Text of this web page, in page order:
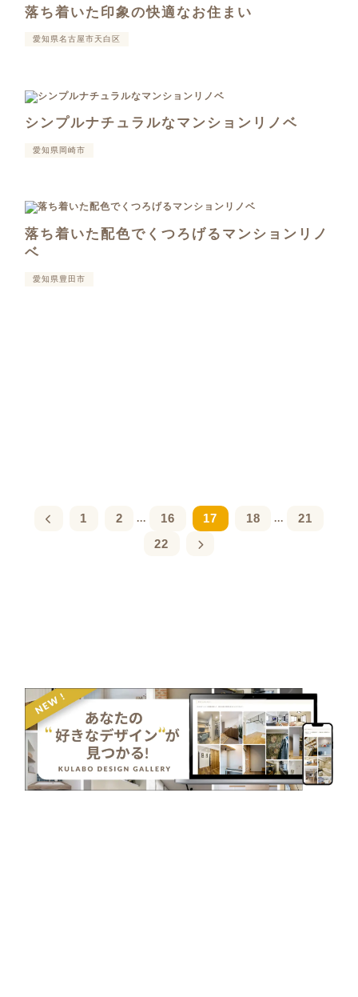
落ち着いた印象の快適なお住まい
愛知県名古屋市天白区
シンプルナチュラルなマンションリノベ
愛知県岡崎市
落ち着いた配色でくつろげるマンションリノ
ベ
愛知県豊田市
1 2 ... 16 17 18 ...
21
22